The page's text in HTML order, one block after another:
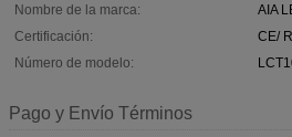
Nombre de la marca:
AIA
Certificación:
CE/
Número de modelo:
Pago y Envío Términos